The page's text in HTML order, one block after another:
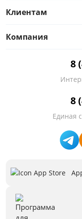
Белый
Клиентам
Компания
8
8
Единая